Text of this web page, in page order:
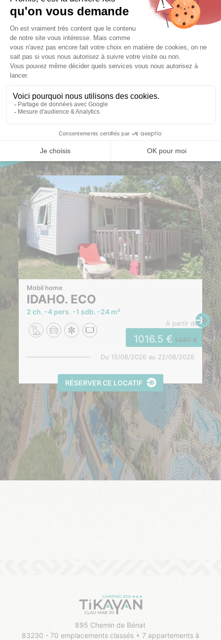
Voir dispos
CLIQUEZ
ICI
Voir dispos
CLIQUEZ
ICI
Voir dispos
ICI
NOS AUTRES
HÉBERGEMENTS
RÉSERVER CE LOCATIF
Mobil home
IDAHO. ECO
2 ch. 4 pers. 1 sdb. 24 m²
à partir de
1016.5 1447
Du 15/08/2026 au 22/08/2026
895 Chemin de Bénat
83230 - 70 emplacements classés + 7 appartements à